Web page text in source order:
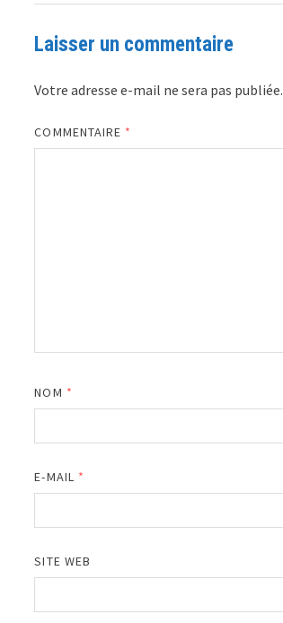
Laisser un commentaire
Votre adresse e-mail ne sera pas publiée.
COMMENTAIRE *
NOM *
E-MAIL *
SITE WEB